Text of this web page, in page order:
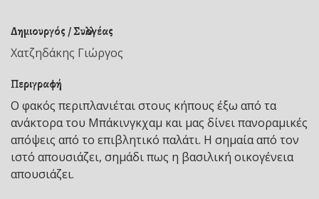
Δημιουργός / Συλλογέας
Χατζηδάκης Γιώργος
Περιγραφή
Ο φακός περιπλανιέται στους κήπους έξω από τα
ανάκτορα του Μπάκινγκχαμ και μας δίνει πανοραμικές
απόψεις από το επιβλητικό παλάτι. Η σημαία από τον
ιστό απουσιάζει, σημάδι πως η βασιλική οικογένεια
απουσιάζει.